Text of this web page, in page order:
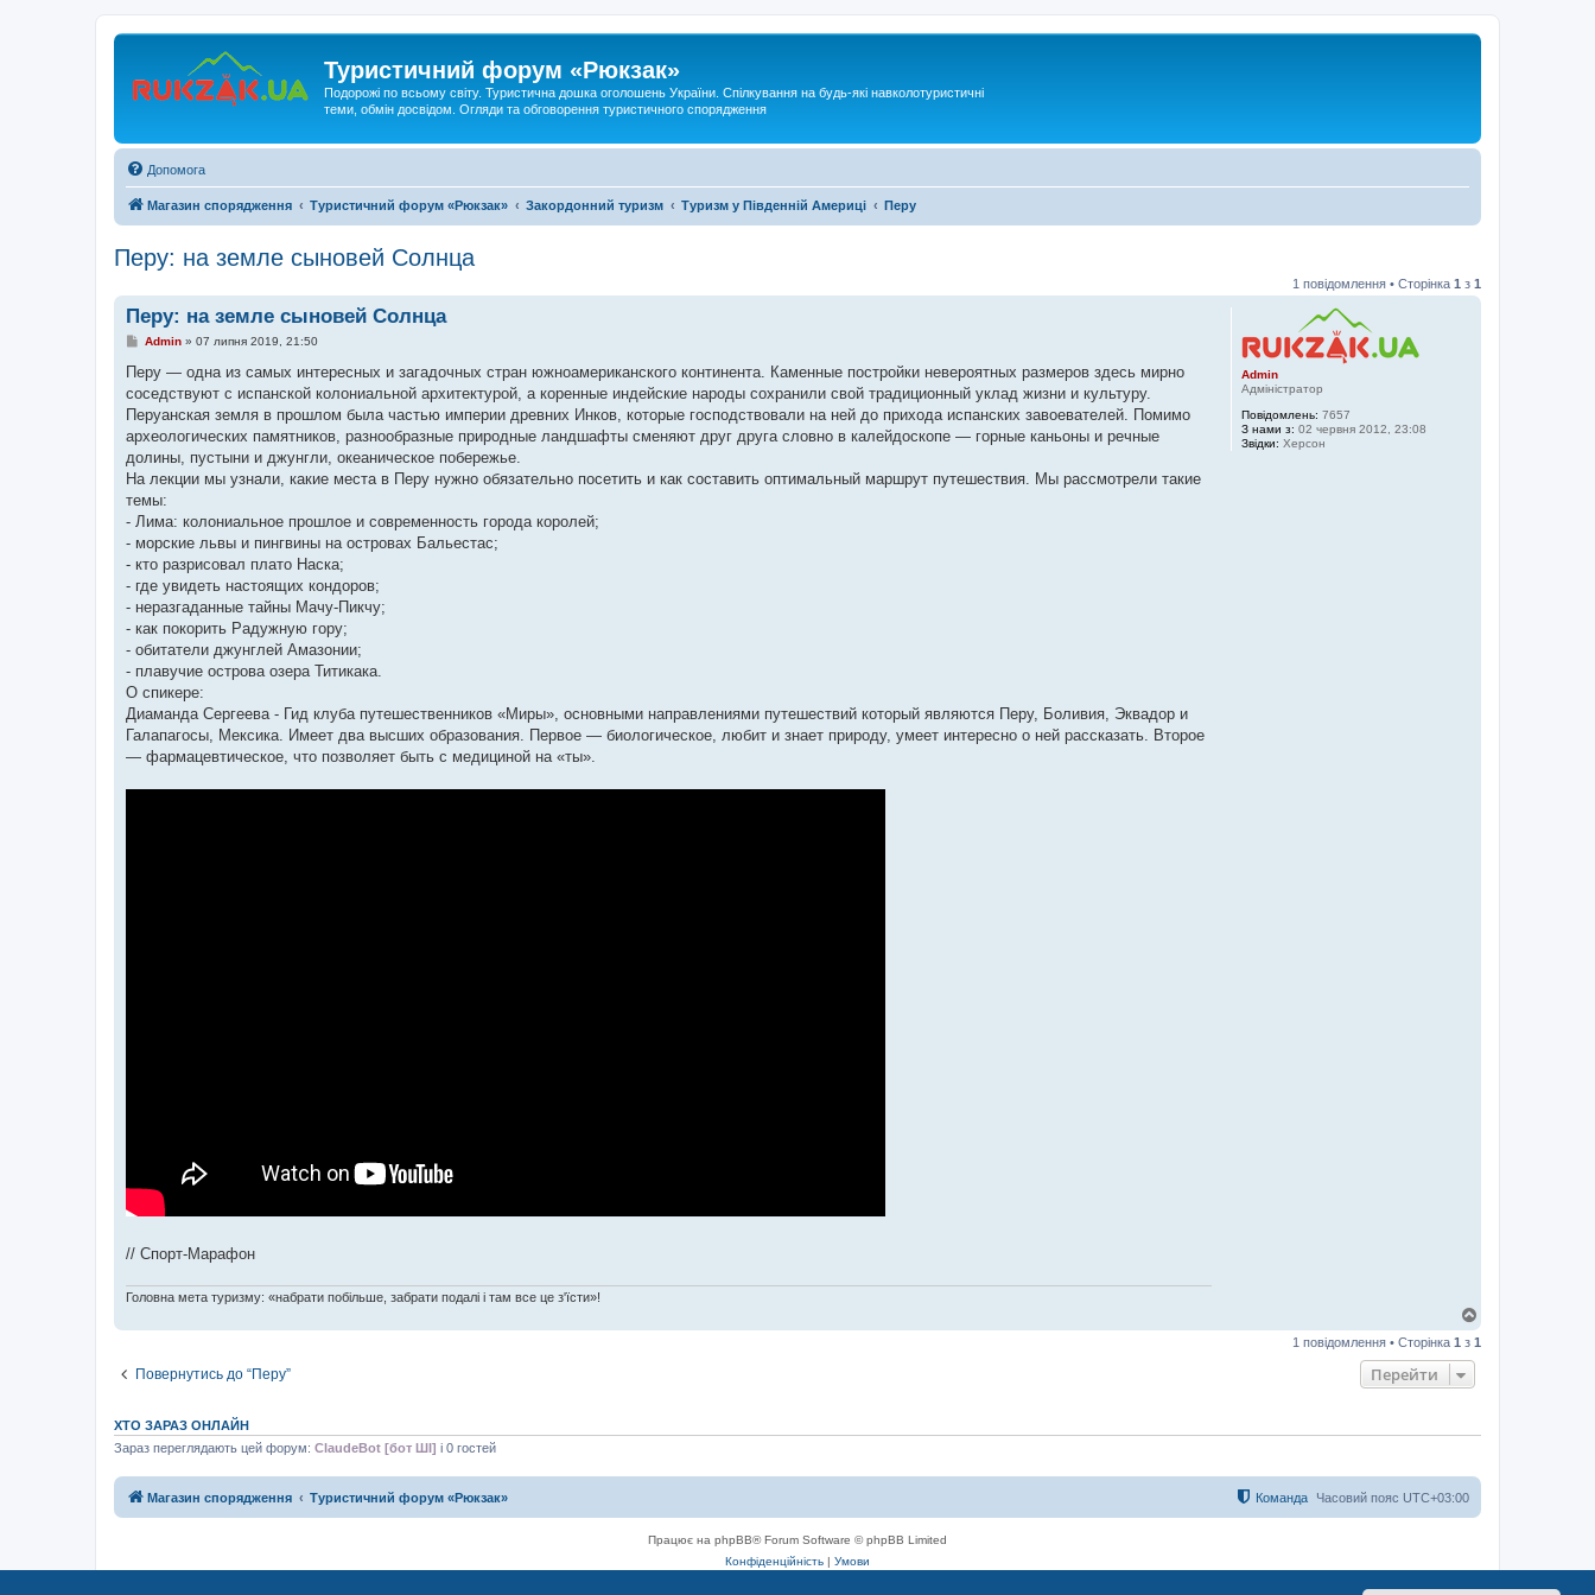
Туристичний форум «Рюкзак»
Подорожі по всьому світу. Туристична дошка оголошень України. Спілкування на будь-які навколотуристичні
теми, обмін досвідом. Огляди та обговорення туристичного спорядження
Допомога
Магазин спорядження Туристичний форум «Рюкзак» Закордонний туризм Туризм у Південній Америці Перу
Перу: на земле сыновей Солнца
1 повідомлення • Сторінка 1 з 1
Admin
Адміністратор
Повідомлень: 7657
З нами з: 02 червня 2012, 23:08
Звідки: Херсон
Перу: на земле сыновей Солнца
П
в
д
о
м
л
е
н
я
Admin» 07 липня 2019, 21:50
Перу — одна из самых интересных и загадочных стран южноамериканского континента. Каменные постройки невероятных размеров здесь мирно
соседствуют с испанской колониальной архитектурой, а коренные индейские народы сохранили свой традиционный уклад жизни и культуру.
Перуанская земля в прошлом была частью империи древних Инков, которые господствовали на ней до прихода испанских завоевателей. Помимо
археологических памятников, разнообразные природные ландшафты сменяют друг друга словно в калейдоскопе — горные каньоны и речные
долины, пустыни и джунгли, океаническое побережье.
На лекции мы узнали, какие места в Перу нужно обязательно посетить и как составить оптимальный маршрут путешествия. Мы рассмотрели такие
темы:
- Лима: колониальное прошлое и современность города королей;
- морские львы и пингвины на островах Бальестас;
- кто разрисовал плато Наска;
- где увидеть настоящих кондоров;
- неразгаданные тайны Мачу-Пикчу;
- как покорить Радужную гору;
- обитатели джунглей Амазонии;
- плавучие острова озера Титикака.
О спикере:
Диаманда Сергеева - Гид клуба путешественников «Миры», основными направлениями путешествий который являются Перу, Боливия, Эквадор и
Галапагосы, Мексика. Имеет два высших образования. Первое — биологическое, любит и знает природу, умеет интересно о ней рассказать. Второе
— фармацевтическое, что позволяет быть с медициной на «ты».
// Спорт-Марафон
Головна мета туризму: «набрати побільше, забрати подалі і там все це з'їсти»!
г
1 повідомлення • Сторінка 1 з 1
Повернутись до “Перу” Перейти
ХТО ЗАРАЗ ОНЛАЙН
Зараз переглядають цей форум: ClaudeBot [бот ШІ] і 0 гостей
Магазин спорядження Туристичний форум «Рюкзак» Часовий пояс UTC+03:00
Команда
Працює на phpBB® Forum Software © phpBB Limited
Конфіденційність | Умови